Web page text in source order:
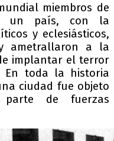
miembros de
un país, con la
y eclesiásticos,
ametrallaron a la
implantar el terror
toda la historia
ciudad fue objeto
de fuerzas